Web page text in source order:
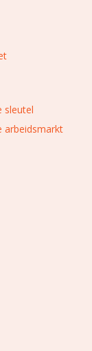
sleutel
arbeidsmarkt